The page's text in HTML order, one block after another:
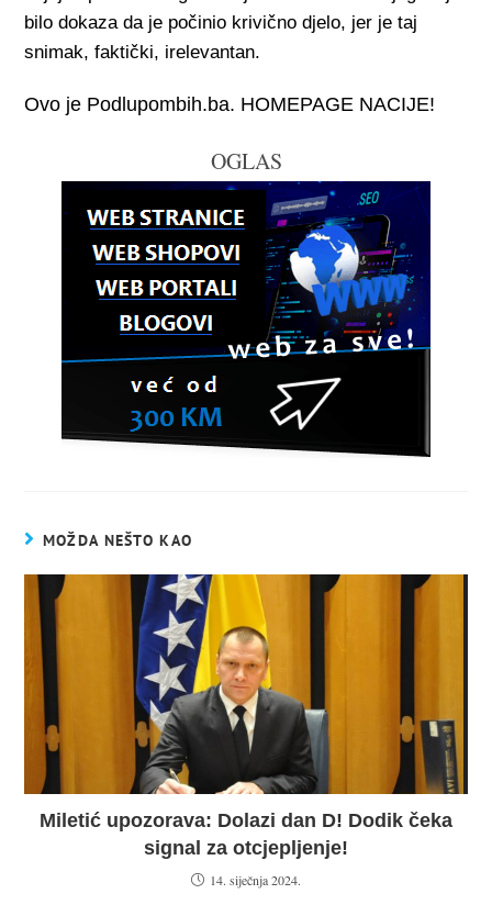
bilo dokaza da je počinio krivično djelo, jer je taj
snimak, faktički, irelevantan.
Ovo je Podlupombih.ba. HOMEPAGE NACIJE!
OGLAS
MOŽDA NEŠTO KAO
Miletić upozorava: Dolazi dan D! Dodik čeka
signal za otcjepljenje!
14. siječnja 2024.